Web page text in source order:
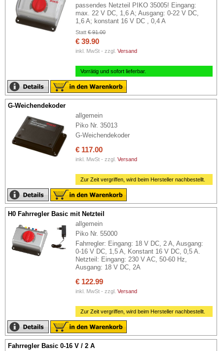
passendes Netzteil PIKO 35005! Eingang:
max. 22 V DC, 1,6 A; Ausgang: 0-22 V DC,
1,6 A; konstant 16 V DC , 0,4 A
Statt € 91.00
€ 39.90
inkl. MwSt - zzgl. Versand
Vorrätig und sofort lieferbar.
G-Weichendekoder
allgemein
Piko Nr. 35013
G-Weichendekoder
€ 117.00
inkl. MwSt - zzgl. Versand
Zur Zeit vergriffen, wird beim Hersteller nachbestellt.
H0 Fahrregler Basic mit Netzteil
allgemein
Piko Nr. 55000
Fahrregler: Eingang: 18 V DC, 2 A, Ausgang:
0-16 V DC, 1,5 A, Konstant 16 V DC, 0,5 A.
Netzteil: Eingang: 230 V AC, 50-60 Hz,
Ausgang: 18 V DC, 2A
€ 122.99
inkl. MwSt - zzgl. Versand
Zur Zeit vergriffen, wird beim Hersteller nachbestellt.
Fahrregler Basic 0-16 V / 2 A